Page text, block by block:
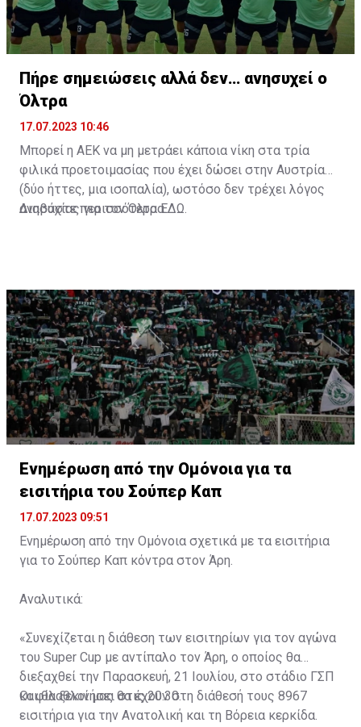
Πήρε σημειώσεις αλλά δεν… ανησυχεί ο
Όλτρα
17.07.2023 10:46
Μπορεί η ΑΕΚ να μη μετράει κάποια νίκη στα τρία
φιλικά προετοιμασίας που έχει δώσει στην Αυστρία
(δύο ήττες, μια ισοπαλία), ωστόσο δεν τρέχει λόγος
ανησυχίας για τον Όλτρα.
Διαβάστε περισσότεραΕΔΩ.
Ενημέρωση από την Ομόνοια για τα
εισιτήρια του Σούπερ Καπ
17.07.2023 09:51
Ενημέρωση από την Ομόνοια σχετικά με τα εισιτήρια
για το Σούπερ Καπ κόντρα στον Άρη.
Αναλυτικά:
«Συνεχίζεται η διάθεση των εισιτηρίων για τον αγώνα
του Super Cup με αντίπαλο τον Άρη, ο οποίος θα
διεξαχθεί την Παρασκευή, 21 Ιουλίου, στο στάδιο ΓΣΠ
και θα ξεκινήσει στις 20:30.
Οι φίλαθλοί μας θα έχουν στη διάθεσή τους 8967
εισιτήρια για την Ανατολική και τη Βόρεια κερκίδα.